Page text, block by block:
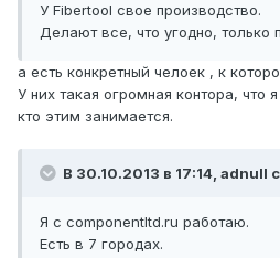
У Fibertool свое производство.
Делают все, что угодно, только
а есть конкретный челоек , к
У них такая огромная контора, что
кто этим занимается.
В 30.10.2013 в 17:14, adnull
Я с componentltd.ru работаю.
Есть в 7 городах.